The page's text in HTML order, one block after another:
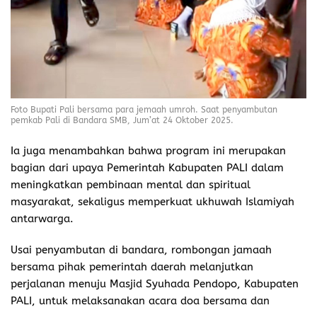
Foto Bupati Pali bersama para jemaah umroh. Saat penyambutan
pemkab Pali di Bandara SMB, Jum’at 24 Oktober 2025.
Ia juga menambahkan bahwa program ini merupakan
bagian dari upaya Pemerintah Kabupaten PALI dalam
meningkatkan pembinaan mental dan spiritual
masyarakat, sekaligus memperkuat ukhuwah Islamiyah
antarwarga.
Usai penyambutan di bandara, rombongan jamaah
bersama pihak pemerintah daerah melanjutkan
perjalanan menuju Masjid Syuhada Pendopo, Kabupaten
PALI, untuk melaksanakan acara doa bersama dan